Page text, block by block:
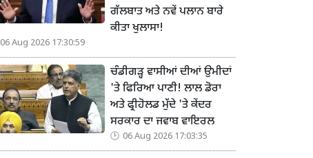
ਗੱਲਬਾਤ ਅਤੇ ਨਵੇਂ ਪਲਾਨ ਬਾਰੇ
ਕੀਤਾ ਖੁਲਾਸਾ!
06 Aug 2026 17:30:59
ਚੰਡੀਗੜ੍ਹ ਵਾਸੀਆਂ ਦੀਆਂ ਉਮੀਦਾਂ
'ਤੇ ਫਿਰਿਆ ਪਾਣੀ! ਲਾਲ ਡੋਰਾ
ਅਤੇ ਫ੍ਰੀਹੋਲਡ ਮੁੱਦੇ 'ਤੇ ਕੇਂਦਰ
ਸਰਕਾਰ ਦਾ ਜਵਾਬ ਵਾਇਰਲ
06 Aug 2026 17:03:35